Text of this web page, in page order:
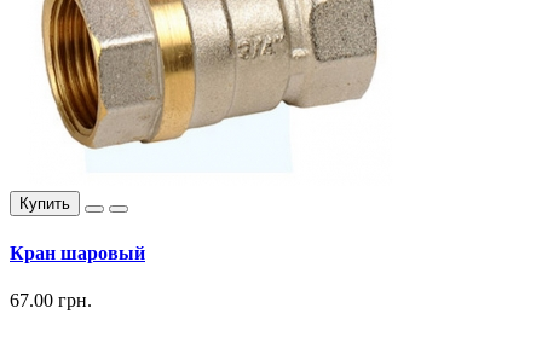
Купить
Кран шаровый
67.00 грн.